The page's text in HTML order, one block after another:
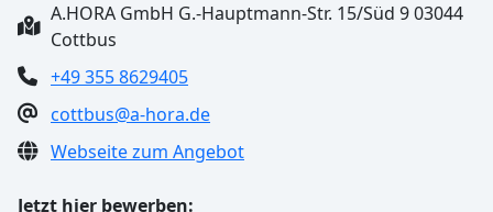
A.HORA GmbH G.-Hauptmann-Str. 15/Süd 9 03044
Cottbus
+49 355 8629405
cottbus@a-hora.de
Webseite zum Angebot
Jetzt hier bewerben: